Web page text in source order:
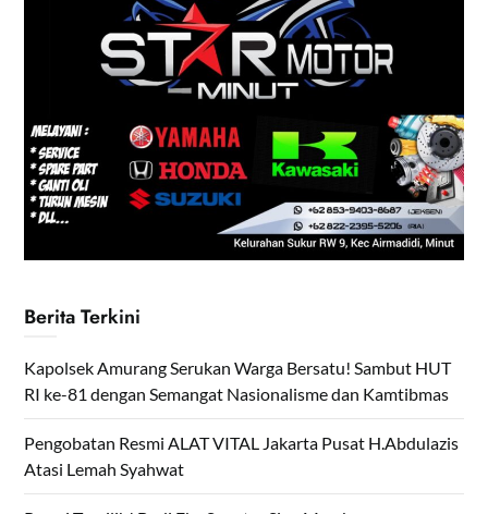
Berita Terkini
Kapolsek Amurang Serukan Warga Bersatu! Sambut HUT
RI ke-81 dengan Semangat Nasionalisme dan Kamtibmas
Pengobatan Resmi ALAT VITAL Jakarta Pusat H.Abdulazis
Atasi Lemah Syahwat